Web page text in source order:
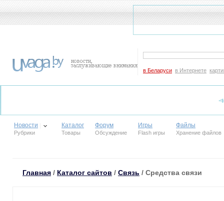
в Беларуси в Интернете
Новости
Рубрики
Каталог
Товары
Форум
Обсуждение
Игры
Flash игры
Файлы
Хранение файлов
Главная / Каталог сайтов / Связь / Средства связи